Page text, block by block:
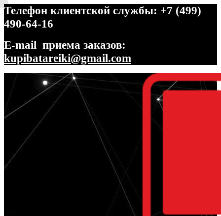
Телефон клиентской службы: +7 (499)
490-64-16
E-mail приема заказов:
kupibatareiki@gmail.com
Перейти
навигации
Перейти
содержимому